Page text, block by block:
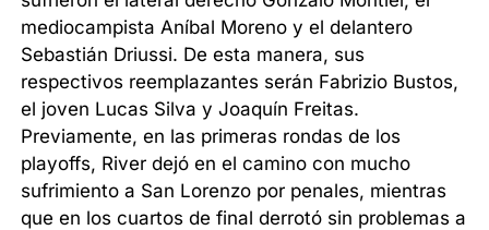
mediocampista Aníbal Moreno y el delantero
Sebastián Driussi. De esta manera, sus
respectivos reemplazantes serán Fabrizio Bustos,
el joven Lucas Silva y Joaquín Freitas.
Previamente, en las primeras rondas de los
playoffs, River dejó en el camino con mucho
sufrimiento a San Lorenzo por penales, mientras
que en los cuartos de final derrotó sin problemas a